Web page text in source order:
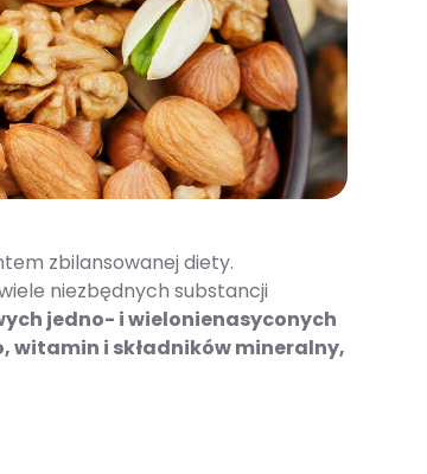
zbilansowanej diety.
niezbędnych substancji
jedno- i wielonienasyconych
witamin i składników mineralny,